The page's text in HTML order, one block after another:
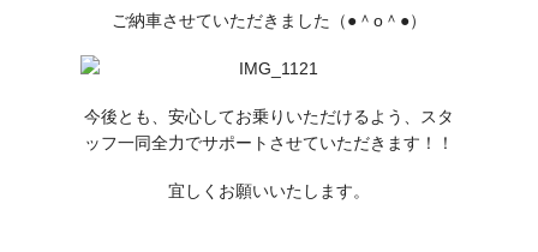
ご納車させていただきました（●＾o＾●）
今後とも、安心してお乗りいただけるよう、スタ
ッフ一同全力でサポートさせていただきます！！
宜しくお願いいたします。